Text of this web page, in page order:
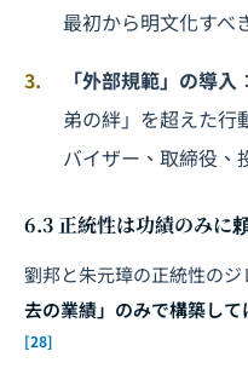
最初から明文化すべ
「外部規範」の導入
弟の絆」を超えた行
バイザー、取締役、
6.3 正統性は功績のみに
劉邦と朱元璋の正統性のジ
去の業績」のみで構築して
[28]